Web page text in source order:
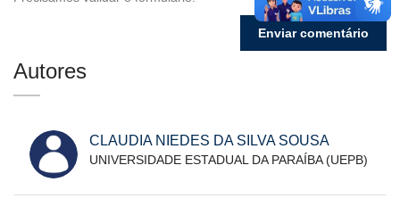
Autores
CLAUDIA NIEDES DA SILVA SOUSA
UNIVERSIDADE ESTADUAL DA PARAÍBA (UEPB)